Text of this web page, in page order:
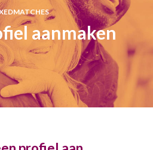
aanmaken